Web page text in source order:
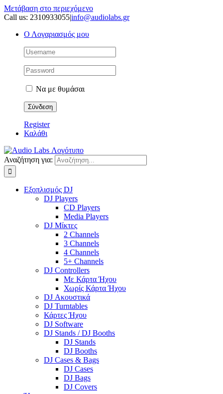
Μετάβαση στο περιεχόμενο
Call us: 2310933055|info@audiolabs.gr
Ο Λογαριασμός μου
Να με θυμάσαι
Register
Καλάθι
Αναζήτηση για:
Εξοπλισμός DJ
DJ Players
CD Players
Media Players
DJ Μίκτες
2 Channels
3 Channels
4 Channels
5+ Channels
DJ Controllers
Με Κάρτα Ήχου
Χωρίς Κάρτα Ήχου
DJ Ακουστικά
DJ Turntables
Κάρτες Ήχου
DJ Software
DJ Stands / DJ Booths
DJ Stands
DJ Booths
DJ Cases & Bags
DJ Cases
DJ Bags
DJ Covers